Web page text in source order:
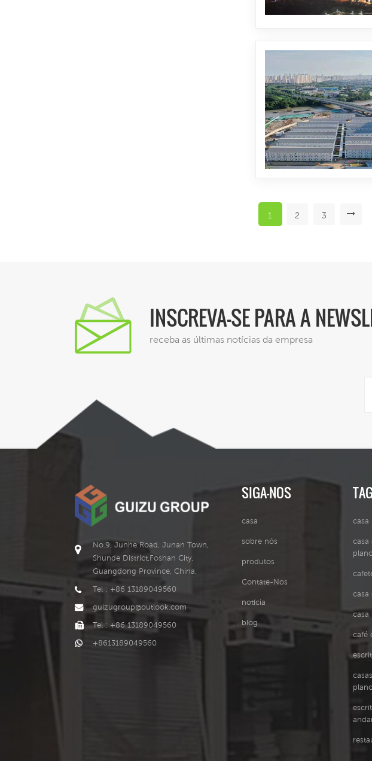
1 2 3
INSCREVA-SE PARA A
receba as últimas notícias da empresa
No.9, Junhe Road, Junan Town,
Shunde District,Foshan City,
Guangdong Province, China.
Tel : +86 13189049560
guizugroup@outlook.com
Tel : +86 13189049560
+8613189049560
SIGA-NOS
casa
sobre nós
produtos
Contate-Nos
notícia
blog
casa
casa
casa
casa
café